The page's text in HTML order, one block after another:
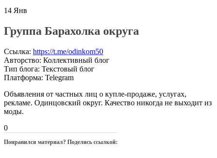
14 Янв
Группа Барахолка округа
Ссылка: https://t.me/odinkom50
Авторство: Коллективный блог
Тип блога: Текстовый блог
Платформа: Telegram
Объявления от частных лиц о купле-продаже, услугах,
рекламе. Одинцовский округ. Качество никогда не выходит из
моды.
0
Понравился материал? Поделись ссылкой: